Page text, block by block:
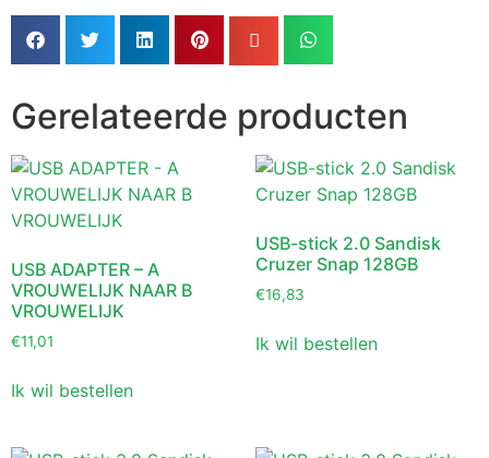
Gerelateerde producten
USB ADAPTER – A
VROUWELIJK NAAR B
VROUWELIJK
€11,01
Ik wil bestellen
USB-stick 2.0 Sandisk
Cruzer Snap 128GB
€16,83
Ik wil bestellen